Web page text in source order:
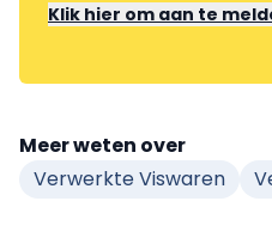
Klik hier om aan te
Meer weten over
Verwerkte Viswaren